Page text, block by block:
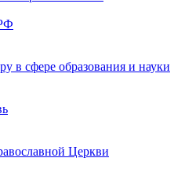
в сфере образования и науки
Церкви